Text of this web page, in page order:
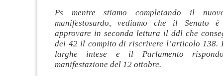
Ps mentre stiamo completando il
manifestosardo, vediamo che il Senato
approvare in seconda lettura il ddl che
dei 42 il compito di riscrivere l’articolo 138.
larghe intese e il Parlamento
manifestazione del 12 ottobre.